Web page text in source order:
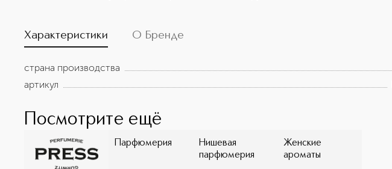
Характеристики О Бренде
страна производства
артикул
Посмотрите ещё
Парфюмерия
Нишевая
парфюмерия
Женские
ароматы